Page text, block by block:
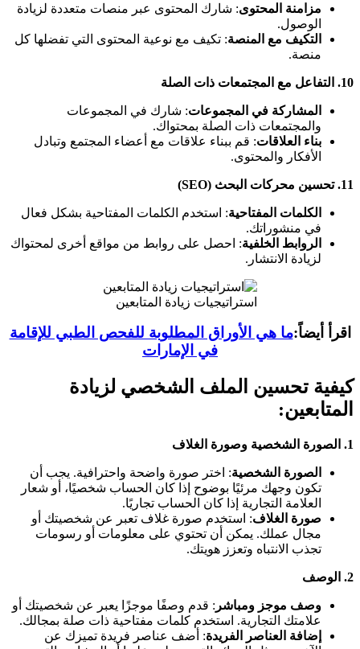
مزامنة المحتوى: شارك المحتوى عبر منصات متعددة لزيادة
الوصول.
التكيف مع المنصة: تكيف مع نوعية المحتوى التي تفضلها كل
منصة.
10. التفاعل مع المجتمعات ذات الصلة
المشاركة في المجموعات: شارك في المجموعات
والمجتمعات ذات الصلة بمحتواك.
بناء العلاقات: قم ببناء علاقات مع أعضاء المجتمع وتبادل
الأفكار والمحتوى.
11. تحسين محركات البحث (SEO)
الكلمات المفتاحية: استخدم الكلمات المفتاحية بشكل فعال
في منشوراتك.
الروابط الخلفية: احصل على روابط من مواقع أخرى لمحتواك
لزيادة الانتشار.
استراتيجيات زيادة المتابعين
اقرأ أيضاً:ما هي الأوراق المطلوبة للفحص الطبي للإقامة
في الإمارات
كيفية تحسين الملف الشخصي لزيادة
المتابعين:
1. الصورة الشخصية وصورة الغلاف
الصورة الشخصية: اختر صورة واضحة واحترافية. يجب أن
تكون وجهك مرئيًا بوضوح إذا كان الحساب شخصيًا، أو شعار
العلامة التجارية إذا كان الحساب تجاريًا.
صورة الغلاف: استخدم صورة غلاف تعبر عن شخصيتك أو
مجال عملك. يمكن أن تحتوي على معلومات أو رسومات
تجذب الانتباه وتعزز هويتك.
2. الوصف
وصف موجز ومباشر : قدم وصفًا موجزًا يعبر عن شخصيتك أو
علامتك التجارية. استخدم كلمات مفتاحية ذات صلة بمجالك.
إضافة العناصر الفريدة: أضف عناصر فريدة تميزك عن